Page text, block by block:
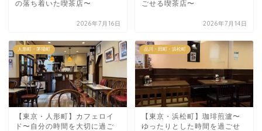
の落ち着いた喫茶店〜
2026年7月16日
ごせる喫茶店〜
2026年7月14日
人形町・茅場町
【東京・人形町】カフェロイ
ド〜自分の時間を大切に過ご
品川・田町・浜松町
【東京・浜松町】珈琲煎瀘〜
ゆったりとした時間を過ごせ